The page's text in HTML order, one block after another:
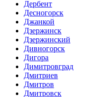
Дербент
Десногорск
Джанкой
Дзержинск
Дзержинский
Дивногорск
Дигора
Димитровград
Дмитриев
Дмитров
Дмитровск